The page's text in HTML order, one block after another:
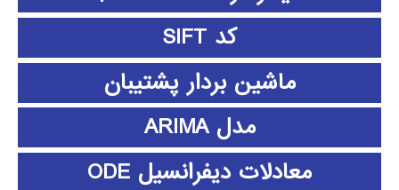
کد SIFT
ماشین بردار پشتیبان
مدل ARIMA
معادلات دیفرانسیل ODE